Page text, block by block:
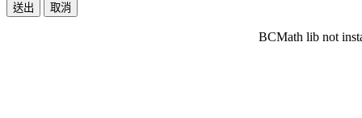
送出 取消
BCMath lib not